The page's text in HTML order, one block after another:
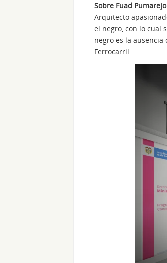
Sobre Fuad
Arquitecto
el negro, con lo cual
negro es la ausencia
Ferrocarril.